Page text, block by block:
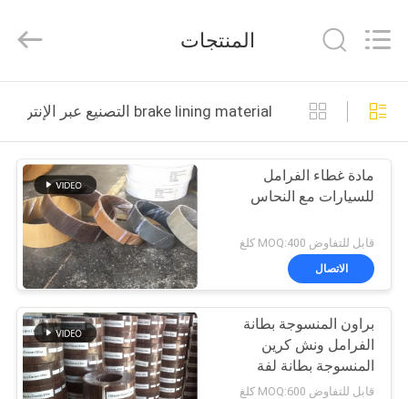
مسكن
منتجات
معلومات
جولة
المعمل
Reserved.
المنتجات
brake lining material التصنيع عبر الإنترنت
مادة غطاء الفرامل
للسيارات مع النحاس
قابل للتفاوض MOQ:400 كلغ
الاتصال
براون المنسوجة بطانة
الفرامل ونش كرين
المنسوجة بطانة لفة
الفرامل
قابل للتفاوض MOQ:600 كلغ